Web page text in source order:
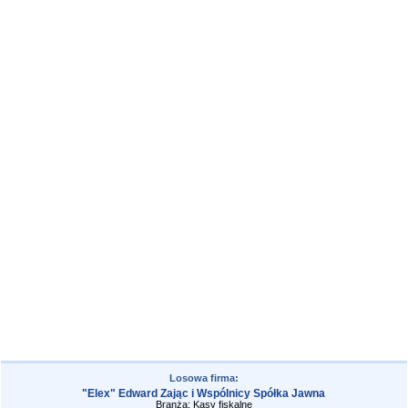
Losowa firma:
"Elex" Edward Zając i Wspólnicy Spółka Jawna
Branża: Kasy fiskalne